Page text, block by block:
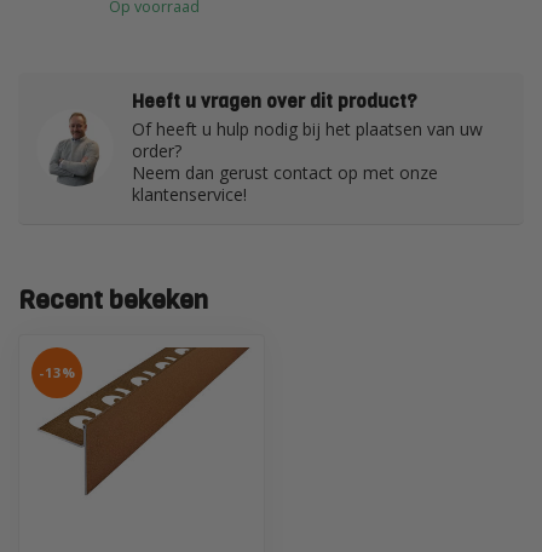
Op voorraad
Heeft u vragen over dit product?
Of heeft u hulp nodig bij het plaatsen van uw
order?
Neem dan gerust contact op met onze
klantenservice!
Recent bekeken
-13%